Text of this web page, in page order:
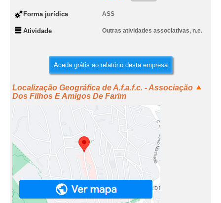
Forma jurídica ASS
Atividade Outras atividades associativas, n.e.
Aceda grátis ao relatório desta empresa
Localização Geográfica de A.f.a.f.c. - Associação
Dos Filhos E Amigos De Farim